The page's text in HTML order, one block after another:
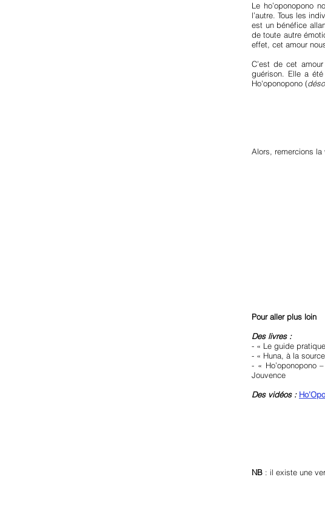
Le ho’oponopono
l’autre. Tous les
est un bénéfice
de toute autre
effet, cet amour
C’est de cet
guérison. Elle a
Ho'oponopono (
Alors, remercions la
Pour aller plus loin
Des livres :
- « Le guide
- « Huna, à la
- « Ho’oponopono
Jouvence
Des vidéos :
NB : il existe une